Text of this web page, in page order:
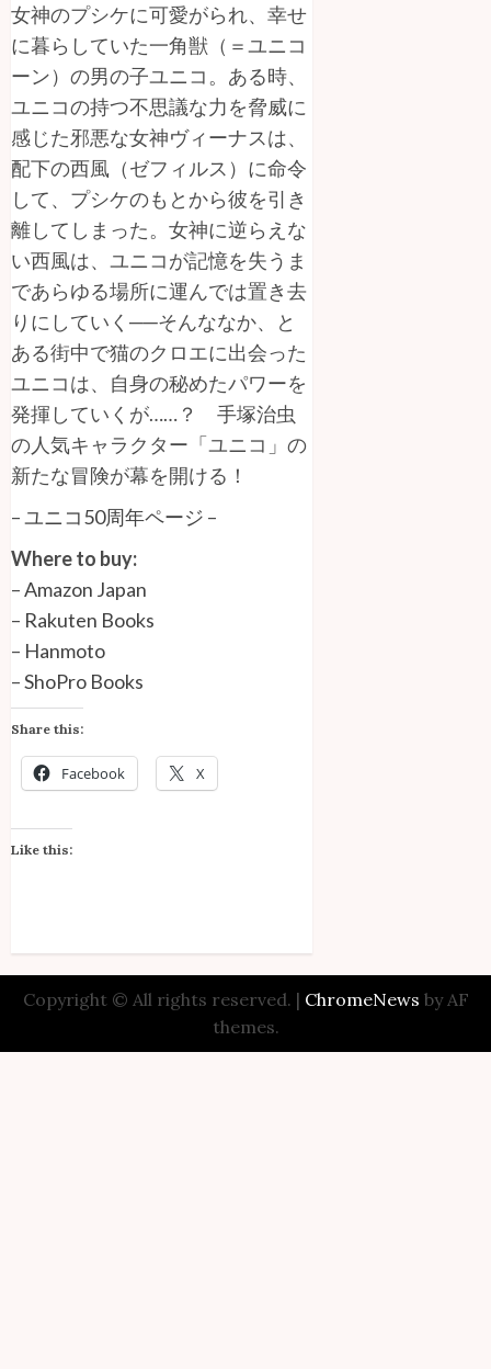
女神のプシケに可愛がられ、幸せ
に暮らしていた一角獣（＝ユニコ
ーン）の男の子ユニコ。ある時、
ユニコの持つ不思議な力を脅威に
感じた邪悪な女神ヴィーナスは、
配下の西風（ゼフィルス）に命令
して、プシケのもとから彼を引き
離してしまった。女神に逆らえな
い西風は、ユニコが記憶を失うま
であらゆる場所に運んでは置き去
りにしていく──そんななか、と
ある街中で猫のクロエに出会った
ユニコは、自身の秘めたパワーを
発揮していくが……？ 手塚治虫
の人気キャラクター「ユニコ」の
新たな冒険が幕を開ける！
–ユニコ50周年ページ –
Where to buy:
–Amazon Japan
– Rakuten Books
– Hanmoto
–ShoPro Books
Share this:
Facebook X
Like this:
Copyright © All rights reserved. | ChromeNews by AF
themes.